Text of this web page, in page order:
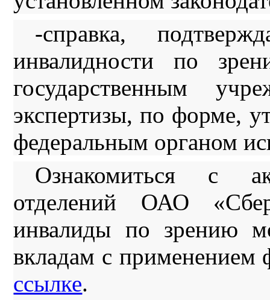
-справка,
инвалидности по
государственным
экспертизы, по форме,
федеральным органом
Ознакомиться с
отделений ОАО
инвалиды по зрению
вкладам с применением
ссылке.